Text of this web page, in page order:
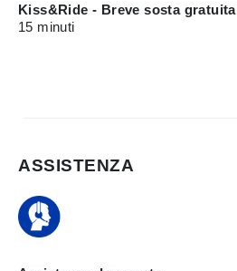
Kiss&Ride - Breve sosta gratuita
15 minuti
ASSISTENZA